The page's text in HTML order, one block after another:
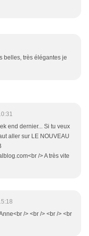
belles, très élégantes je
end dernier... Si tu veux
aller sur LE NOUVEAU
/> A très vite
/> <br /> <br /> <br